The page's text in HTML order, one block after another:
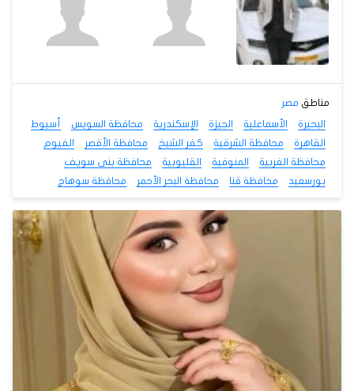
مناطق مصر
البحيرة
الأسماعلية الجيزة الإسكندرية محافظة السويس
أسيوط
القاهرة
محافظة الشرقية كفر الشيخ محافظة الأقصر
الفيوم
محافظة الغربية
المنوفية القليوبية
محافظة بنى سويف
بورسعيد
محافظة قنا محافظة البحر الأحمر محافظة سوهاج